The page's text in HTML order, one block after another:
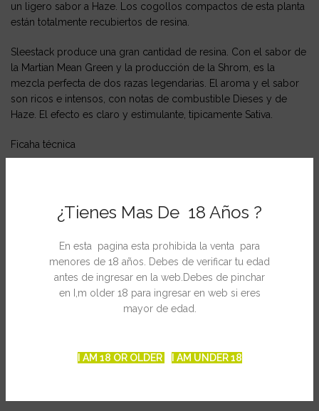
¿Tienes Mas De 18 Años ?
En esta pagina esta prohibida la venta para
menores de 18 años. Debes de verificar tu edad
antes de ingresar en la web.Debes de pinchar
en I,m older 18 para ingresar en web si eres
mayor de edad.
I AM 18 OR OLDER I AM UNDER 18
un ligero sabor a Haze. Los cogollos compactos de esta planta
están totalmente recubiertos de resina.
Sleestack produce una gran cantidad de resina. Con el sabor de
la Martian Mean Green y la producción de la Shrom, es la
mezcla perfecta de dos razas legendarias. El aroma y el sabor
son ricos e intensos, con notas de combustible Dieses y de
Haze. El efecto es claro y estimulante, tipicamente Sativa.
Ficaha técnica
Sativa 70% /Indica 30%
Schrom x Martian Mean Green
Floración en interior: 63 días
Cosecha en exterior: Principios/Mediados de octubre
Producción en interior: 425 gr./m2